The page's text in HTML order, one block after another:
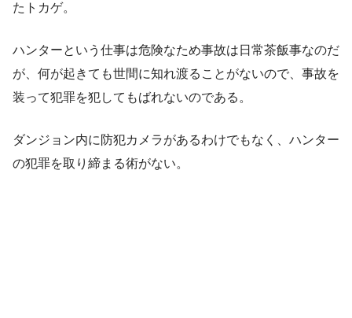
たトカゲ。
ハンターという仕事は危険なため事故は日常茶飯事なのだ
が、何が起きても世間に知れ渡ることがないので、事故を
装って犯罪を犯してもばれないのである。
ダンジョン内に防犯カメラがあるわけでもなく、ハンター
の犯罪を取り締まる術がない。